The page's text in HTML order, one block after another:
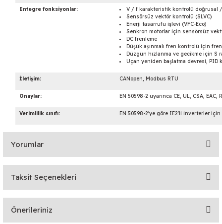
Entegre fonksiyonlar:
V / f karakteristik kontrolü doğrusal
Sensörsüz vektör kontrolü (SLVC)
Enerji tasarrufu işlevi (VFC-Eco)
Senkron motorlar için sensörsüz
DC frenleme
Düşük aşınmalı fren kontrolü için
Düzgün hızlanma ve gecikme için S
Uçan yeniden başlatma devresi, PID
İletişim: CANopen, Modbus RTU
Onaylar: EN 50598-2 uyarınca CE, UL, CSA, EAC,
Verimlilik sınıfı: EN 50598-2'ye göre IE2'li inverterler için
Yorumlar
Bu ürüne ilk yorumu siz yapın!
Taksit Seçenekleri
Önerileriniz